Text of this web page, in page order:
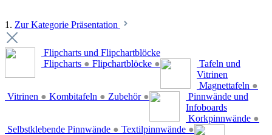
1. Zur Kategorie Präsentation
Flipcharts und Flipchartblöcke
Flipcharts ● Flipchartblöcke ●
Tafeln und
Vitrinen
Magnettafeln ●
Vitrinen ● Kombitafeln ● Zubehör ●
Pinnwände und
Infoboards
Korkpinnwände ●
Selbstklebende Pinnwände ● Textilpinnwände ●